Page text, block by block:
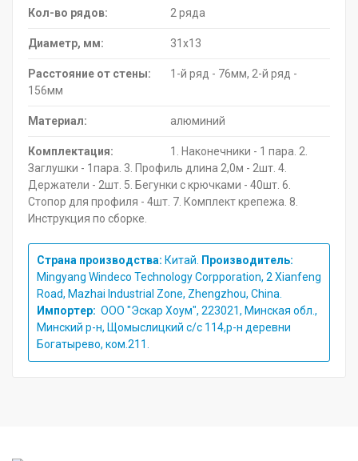
Кол-во рядов: 2 ряда
Диаметр, мм: 31х13
Расстояние от стены:
1-й ряд - 76мм, 2-й ряд -
156мм
Материал: алюминий
Комплектация:
1. Наконечники - 1 пара. 2.
Заглушки - 1пара. 3. Профиль длина 2,0м - 2шт. 4.
Держатели - 2шт. 5. Бегунки с крючками - 40шт. 6.
Стопор для профиля - 4шт. 7. Комплект крепежа. 8.
Инструкция по сборке.
Страна производства: Китай.
Производитель:
Mingyang Windeco Technology Corpporation, 2 Xianfeng
Road, Mazhai Industrial Zone, Zhengzhou, China.
Импортер: ООО "Эскар Хоум", 223021, Минская обл.,
Минский р-н, Щомыслицкий с/с 114,р-н деревни
Богатырево, ком.211.